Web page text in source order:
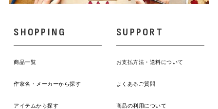
SHOPPING
商品一覧
作家名・メーカーから探す
アイテムから探す
SUPPORT
お支払方法・送料について
よくあるご質問
商品の利用について